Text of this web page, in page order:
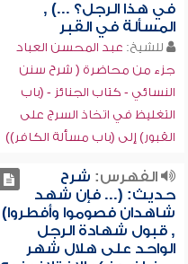
في هذا الرجل؟ ...) ,
المسألة في القبر
للشيخ: عبد المحسن العباد
جزء من محاضرة ( شرح سنن
النسائي - كتاب الجنائز - (باب
التغليظ في اتخاذ السرج على
القبور) إلى (باب مسألة الكافر))
الفهرس: شرح
حديث: (... فإن شهد
شاهدان فصوموا وأفطروا)
, قبول شهادة الرجل
الواحد على هلال شهر